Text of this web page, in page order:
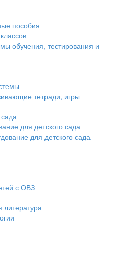
пособия
обучения, тестирования и
тетради, игры
для детского сада
для детского сада
с ОВЗ
литература